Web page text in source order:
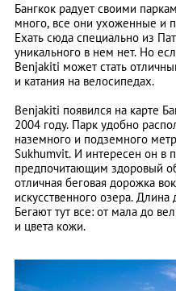
Бангкок радует своими
много, все они ухоженные и
Ехать сюда специально из
уникального в нем нет. Но
Benjakiti может стать
и катания на велосипедах.
Benjakiti появился на карте
2004 году. Парк удобно
наземного и подземного
Sukhumvit. И интересен он в
предпочитающим здоровый
отличная беговая дорожка
искусственного озера.
Бегают тут все: от мала до
и цвета кожи.